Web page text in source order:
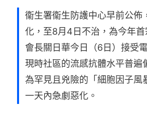
衞生署衞生防護中心早前公
化，至8月4日不治，為今年
會長關日華今日（6日）接受
現時社區的流感抗體水平普遍
為罕見且兇險的「細胞因子風
一天內急劇惡化。